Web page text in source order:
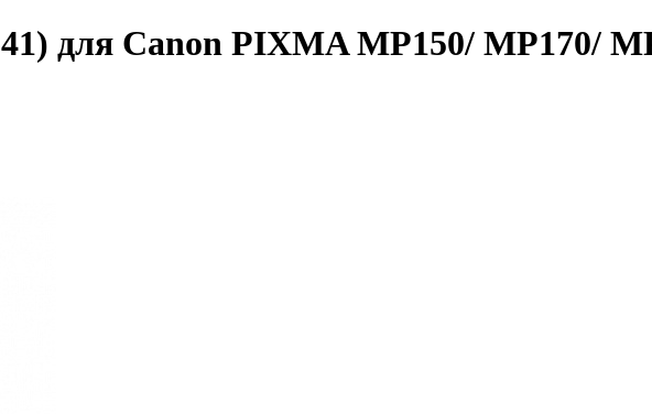
для Canon PIXMA MP150/ MP170/